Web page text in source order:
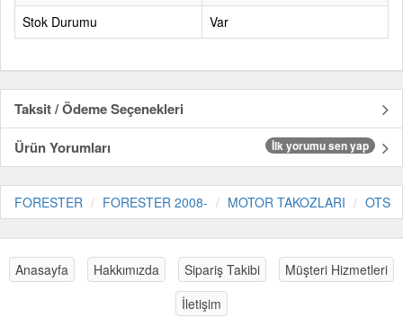
Stok Durumu
Var
Taksit / Ödeme Seçenekleri
Ürün Yorumları
İlk yorumu sen yap
FORESTER FORESTER 2008- MOTOR TAKOZLARI OTS
Anasayfa Hakkımızda Sipariş Takibi
Müşteri Hizmetleri
İletişim